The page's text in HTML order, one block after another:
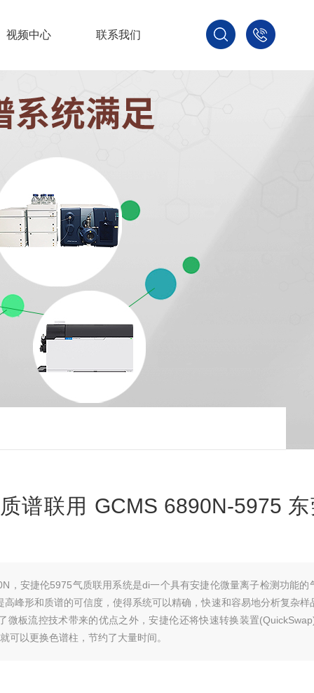
视频中心 联系我们
谱联用 GCMS 6890N-5975
，安捷伦5975气质联用系统是di一个具有安捷伦微量离子检测功能的
峰形和质谱的可信度，使得系统可以精确，快速和容易地分析复杂样
微板流控技术带来的优点之外，安捷伦还将快速转换装置
可以更换色谱柱，节约了大量时间。